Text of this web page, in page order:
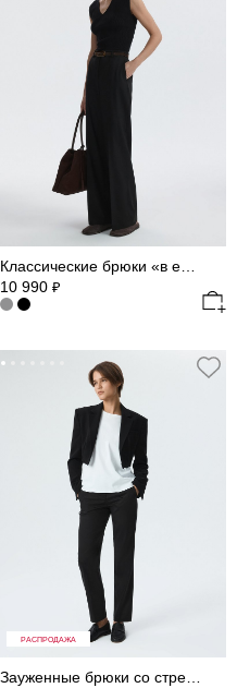
10 990 ₽
РАСПРОДАЖА
Зауженные брюки со стрелками